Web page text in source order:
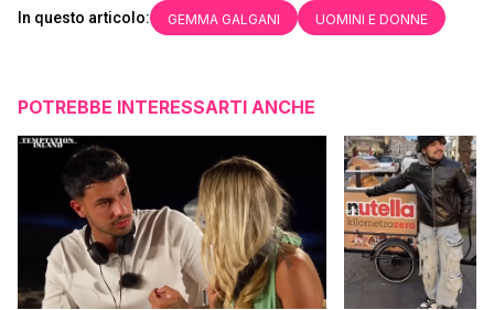
In questo articolo: GEMMA GALGANI UOMINI E DONNE
POTREBBE INTERESSARTI ANCHE